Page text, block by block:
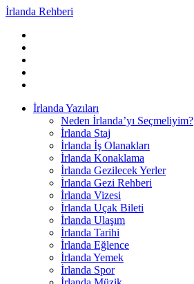
İrlanda Rehberi
İrlanda Yazıları
Neden İrlanda’yı Seçmeliyim?
İrlanda Staj
İrlanda İş Olanakları
İrlanda Konaklama
İrlanda Gezilecek Yerler
İrlanda Gezi Rehberi
İrlanda Vizesi
İrlanda Uçak Bileti
İrlanda Ulaşım
İrlanda Tarihi
İrlanda Eğlence
İrlanda Yemek
İrlanda Spor